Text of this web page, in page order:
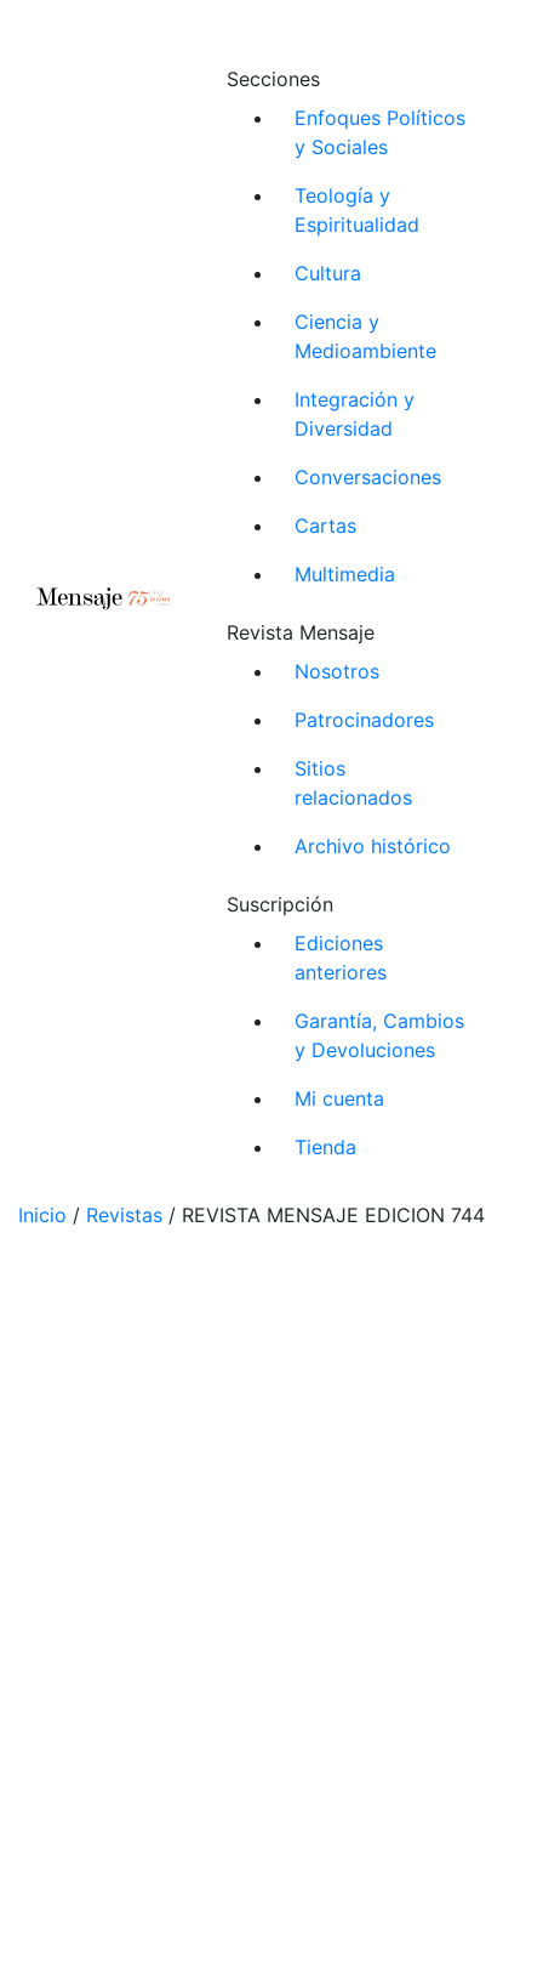
Secciones
Enfoques Políticos
y Sociales
Teología y
Espiritualidad
Cultura
Ciencia y
Medioambiente
Integración y
Diversidad
Conversaciones
Cartas
Multimedia
Revista Mensaje
Nosotros
Patrocinadores
Sitios
relacionados
Archivo histórico
Suscripción
Ediciones
anteriores
Garantía, Cambios
y Devoluciones
Mi cuenta
Tienda
Inicio / Revistas / REVISTA MENSAJE EDICION 744